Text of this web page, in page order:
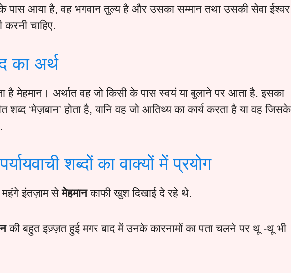
पास आया है, वह भगवान तुल्य है और उसका सम्मान तथा उसकी सेवा ईश्वर
चाहिए.
का अर्थ
है मेहमान। अर्थात वह जो किसी के पास स्वयं या बुलाने पर आता है. इसका
शब्द ‘मेज़बान’ होता है, यानि वह जो आतिथ्य का कार्य करता है या वह जिसके
शब्दों का वाक्यों में प्रयोग
महंगे इंतज़ाम सेमेहमानकाफी खुश दिखाई दे रहे थे.
की बहुत इज़्ज़त हुई मगर बाद में उनके कारनामों का पता चलने पर थू -थू भी